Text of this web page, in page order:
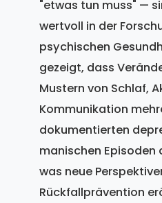
"etwas tun muss" —
wertvoll in der
psychischen
gezeigt, dass
Mustern von Schlaf,
Kommunikation
dokumentierten
manischen
was neue
Rückfallprävention